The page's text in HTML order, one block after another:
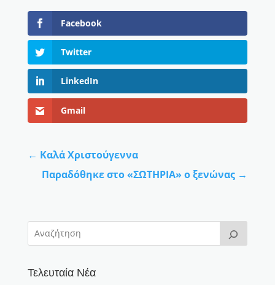
Facebook
Twitter
LinkedIn
Gmail
← Καλά Χριστούγεννα
Παραδόθηκε στο «ΣΩΤΗΡΙΑ» ο ξενώνας →
Τελευταία Νέα